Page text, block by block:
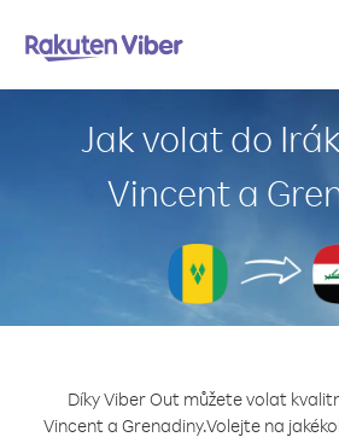
Jak volat do
Vincent a
Díky Viber Out můžete volat
Vincent a Grenadiny.Volejte na